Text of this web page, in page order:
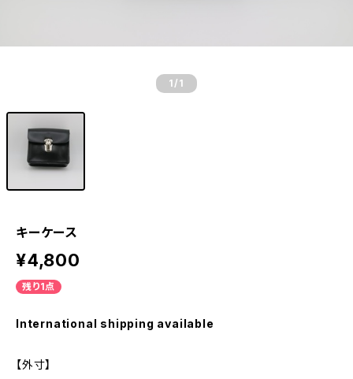
1 /1
キーケース
¥4,800
残り1点
International shipping available
【外寸】